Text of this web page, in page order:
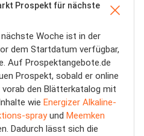
Prospekt für nächste
Woche ist in der
dem Startdatum verfügbar,
Auf Prospektangebote.de
Prospekt, sobald er online
den Blätterkatalog mit
wie Energizer Alkaline-
sprayund Meemken
Dadurch lässt sich die